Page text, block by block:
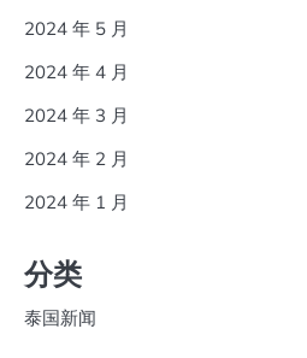
2024 年 5 月
2024 年 4 月
2024 年 3 月
2024 年 2 月
2024 年 1 月
分类
泰国新闻